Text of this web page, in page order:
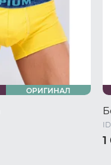
ОРИГИНАЛ
1